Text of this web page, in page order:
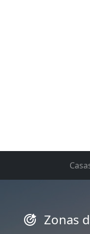
Zonas